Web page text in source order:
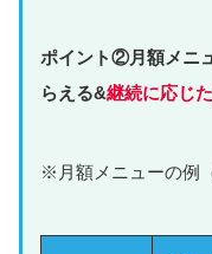
ポイント②月額メニ
らえる&継続に応じ
※月額メニューの例